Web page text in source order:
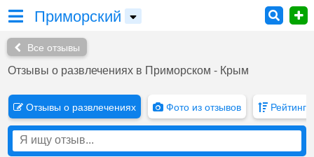
Приморский
Все отзывы
Отзывы о развлечениях в Приморском - Крым
Отзывы о развлечениях Фото из отзывов Рейтинг